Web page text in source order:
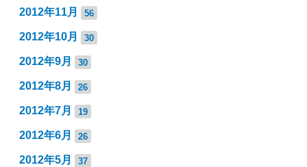
2012年11月 56
2012年10月 30
2012年9月 30
2012年8月 26
2012年7月 19
2012年6月 26
2012年5月 37